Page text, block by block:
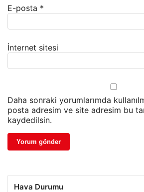
E-posta *
İnternet sitesi
Daha sonraki yorumlarımda
posta adresim ve site adresim bu
kaydedilsin.
Hava Durumu